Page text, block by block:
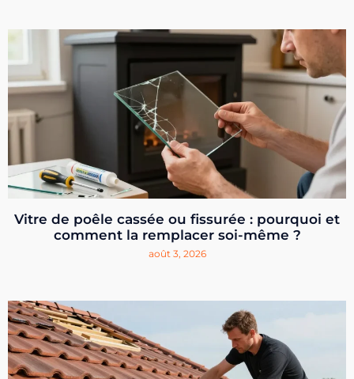
Vitre de poêle cassée ou fissurée : pourquoi et
comment la remplacer soi-même ?
août 3, 2026